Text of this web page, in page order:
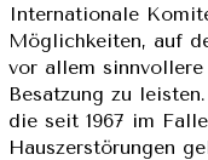
Internationale
Möglichkeiten, auf
vor allem
Besatzung zu
die seit 1967 im
Hauszerstörungen